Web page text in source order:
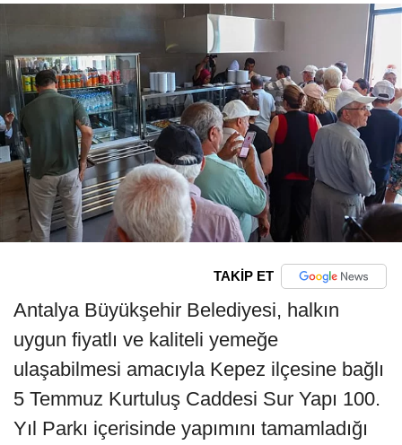
TAKİP ET
Antalya Büyükşehir Belediyesi, halkın
uygun fiyatlı ve kaliteli yemeğe
ulaşabilmesi amacıyla Kepez ilçesine bağlı
5 Temmuz Kurtuluş Caddesi Sur Yapı 100.
Yıl Parkı içerisinde yapımını tamamladığı